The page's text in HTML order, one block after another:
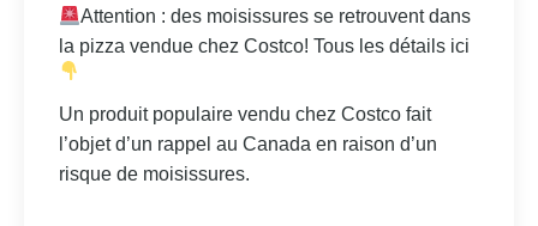
Attention : des moisissures se retrouvent dans
la pizza vendue chez Costco! Tous les détails ici
Un produit populaire vendu chez Costco fait
l’objet d’un rappel au Canada en raison d’un
risque de moisissures.